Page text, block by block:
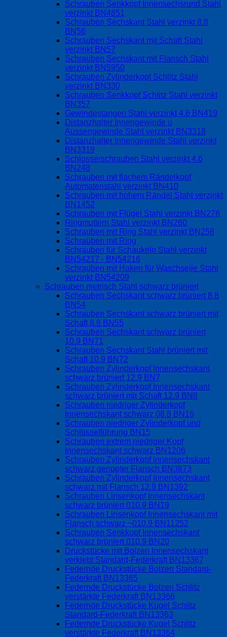
Schrauben Senkkopf Innensechsrund Stahl
verzinkt BN4851
Schrauben Sechskant Stahl verzinkt 8.8
BN56
Schrauben Sechskant mit Schaft Stahl
verzinkt BN57
Schrauben Sechskant mit Flansch Stahl
verzinkt BN5950
Schrauben Zylinderkopf Schlitz Stahl
verzinkt BN330
Schrauben Senkkopf Schlitz Stahl verzinkt
BN357
Gewindestangen Stahl verzinkt 4.6 BN419
Distanzhalter Innengewinde u
Aussengewinde Stahl verzinkt BN3318
Distanzhalter Innengewinde Stahl verzinkt
BN3319
Schlosserschrauben Stahl verzinkt 4.6
BN248
Schrauben mit flachem Rändelkopf
Automatenstahl verzinkt BN410
Schrauben mit hohem Rändel Stahl verzinkt
BN1452
Schrauben mit Flügel Stahl verzinkt BN276
Ringmuttern Stahl verzinkt BN260
Schrauben mit Ring Stahl verzinkt BN258
Schrauben mit Ring
Schrauben für Schaukeln Stahl verzinkt
BN54217 - BN54216
Schrauben mit Haken für Waschseile Stahl
verzinkt BN54209
Schrauben metrisch Stahl schwarz brüniert
Schrauben Sechskant schwarz brüniert 8.8
BN54
Schrauben Sechskant schwarz brüniert mit
Schaft 8.8 BN55
Schrauben Sechskant schwarz brüniert
10.9 BN71
Schrauben Sechskant Stahl brüniert mit
Schaft 10.9 BN72
Schrauben Zylinderkopf Innensechskant
schwarz brüniert 12.9 BN7
Schrauben Zylinderkopf Innensechskant
schwarz brüniert mit Schaft 12.9 BN8
Schrauben niedriger Zylinderkopf
Innensechskant schwarz 08.8 BN16
Schrauben niedriger Zylinderkopf und
Schlüsselführung BN15
Schrauben extrem niedriger Kopf
Innensechskant schwarz BN1206
Schrauben Zylinderkopf innensechskant
schwarz gerippter Flansch BN3873
Schrauben Zylinderkopf Innensechskant
schwarz mit Flansch 12.9 BN1392
Schrauben Linsenkopf Innensechskant
schwarz brüniert 010.9 BN19
Schrauben Linsenkopf Innensechskant mit
Flansch schwarz ~010.9 BN11252
Schrauben Senkkopf Innensechskant
schwarz brüniert 010.9 BN20
Druckstücke mit Bolzen Innensechskant
verklebt Standard-Federkraft BN13367
Federnde Druckstücke Bolzen Standard-
Federkraft BN13365
Federnde Druckstücke Bolzen Schlitz
verstärkte Federkraft BN13366
Federnde Druckstücke Kugel Schlitz
Standard-Federkraft BN13363
Federnde Druckstücke Kugel Schlitz
verstärkte Federkraft BN13364